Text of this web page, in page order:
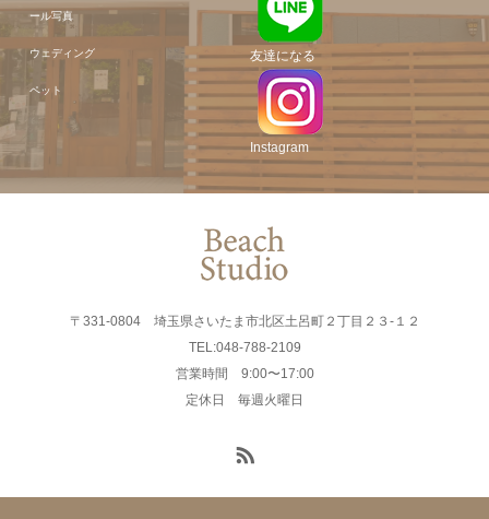
ール写真
ウェディング
ペット
友達になる
Instagram
〒331-0804 埼玉県さいたま市北区土呂町２丁目２３-１２
TEL:048-788-2109
営業時間 9:00〜17:00
定休日 毎週火曜日